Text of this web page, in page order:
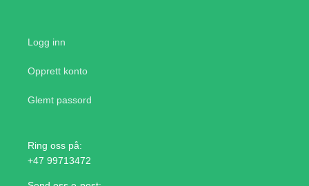
Logg inn
Opprett konto
Glemt passord
Ring oss på:
+47 99713472